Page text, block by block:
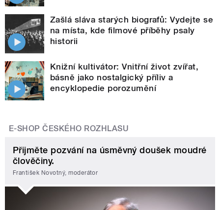
Zašlá sláva starých biografů: Vydejte se
na místa, kde filmové příběhy psaly
historii
Knižní kultivátor: Vnitřní život zvířat,
básně jako nostalgický příliv a
encyklopedie porozumění
E-SHOP ČESKÉHO ROZHLASU
Přijměte pozvání na úsměvný doušek moudré
člověčiny.
František Novotný, moderátor